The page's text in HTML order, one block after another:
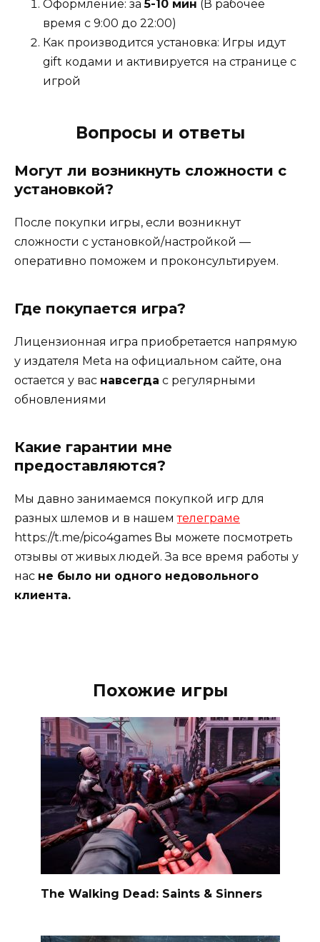
Оформление: за5-10 мин (В рабочее
время с 9:00 до 22:00)
Как производится установка: Игры идут
gift кодами и активируется на странице с
игрой
Вопросы и ответы
Могут ли возникнуть сложности с
установкой?
После покупки игры, если возникнут
сложности с установкой/настройкой —
оперативно поможем и проконсультируем.
Где покупается игра?
Лицензионная игра приобретается напрямую
у издателя Meta на официальном сайте, она
остается у вас навсегда с регулярными
обновлениями
Какие гарантии мне
предоставляются?
Мы давно занимаемся покупкой игр для
разных шлемов и в нашемтелеграме
https://t.me/pico4games Вы можете посмотреть
отзывы от живых людей. За все время работы у
нас не было ни одного недовольного
клиента.
Похожие игры
The Walking Dead: Saints & Sinners